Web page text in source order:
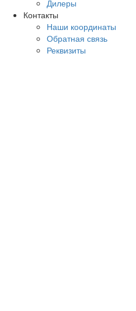
Дилеры
Контакты
Наши координаты
Обратная связь
Реквизиты